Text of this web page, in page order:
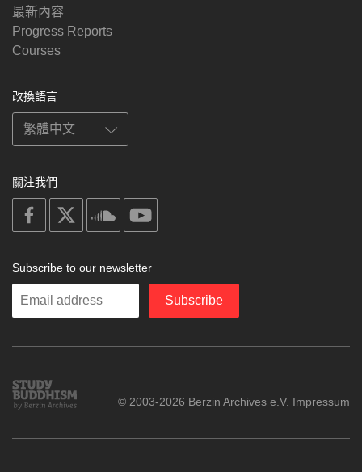
最新內容
Progress Reports
Courses
改換語言
關注我們
on
facebook
soundcloud
Subscribe to our newsletter
Enter
Subscribe
Study
Buddhism
© 2003-2026 Berzin Archives e.V. Impressum